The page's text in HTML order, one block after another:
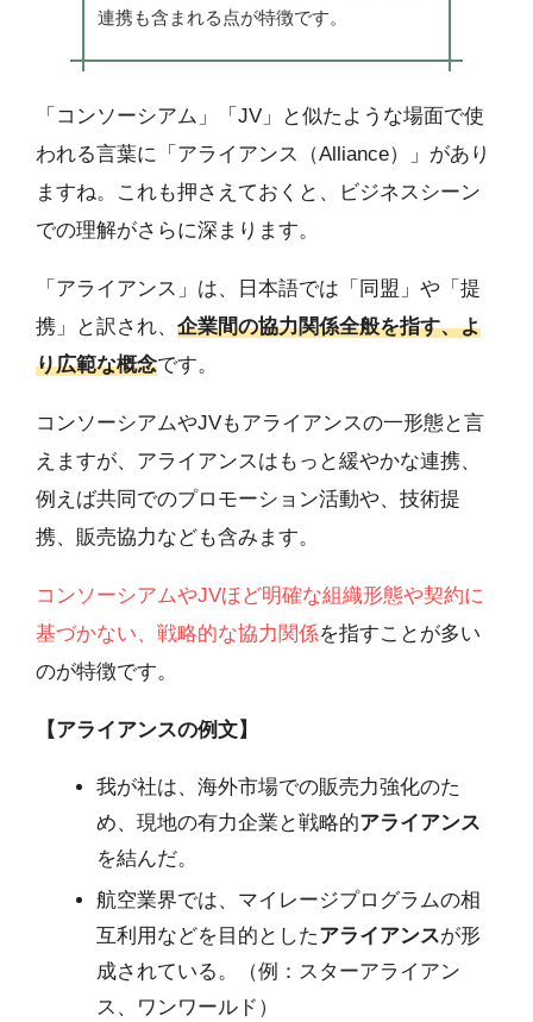
連携も含まれる点が特徴です。
「コンソーシアム」「JV」と似たような場面で使
われる言葉に「アライアンス（Alliance）」があり
ますね。これも押さえておくと、ビジネスシーン
での理解がさらに深まります。
「アライアンス」は、日本語では「同盟」や「提
携」と訳され、 企業間の協力関係全般を指す、よ
り広範な概念です。
コンソーシアムやJVもアライアンスの一形態と言
えますが、アライアンスはもっと緩やかな連携、
例えば共同でのプロモーション活動や、技術提
携、販売協力なども含みます。
コンソーシアムやJVほど明確な組織形態や契約に
基づかない、戦略的な協力関係を指すことが多い
のが特徴です。
【アライアンスの例文】
我が社は、海外市場での販売力強化のた
め、現地の有力企業と戦略的アライアンス
を結んだ。
航空業界では、マイレージプログラムの相
互利用などを目的としたアライアンスが形
成されている。（例：スターアライアン
ス、ワンワールド）